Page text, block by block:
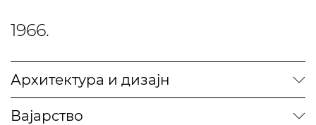
1966.
Архитектура и дизајн
Вајарство